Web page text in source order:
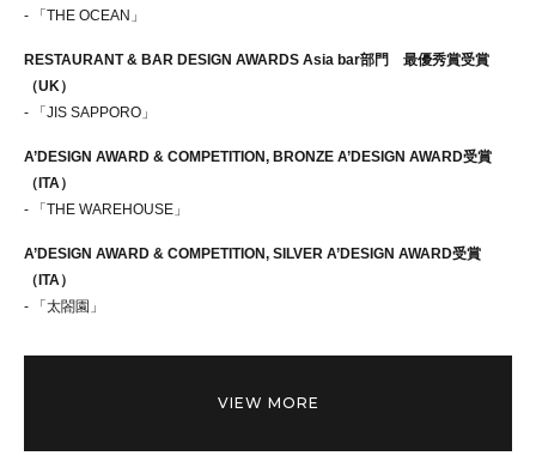
- 「THE OCEAN」
RESTAURANT & BAR DESIGN AWARDS Asia bar部門 最優秀賞受賞
（UK）
- 「JIS SAPPORO」
A’DESIGN AWARD & COMPETITION, BRONZE A’DESIGN AWARD受賞
（ITA）
- 「THE WAREHOUSE」
A’DESIGN AWARD & COMPETITION, SILVER A’DESIGN AWARD受賞
（ITA）
- 「太閤園」
VIEW MORE